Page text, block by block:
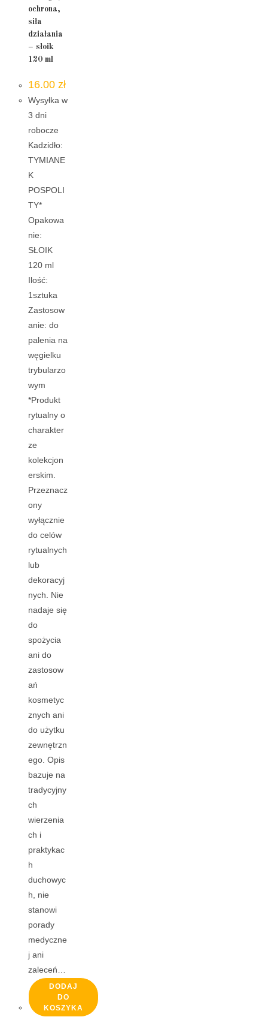
ochrona,
siła
działania
– słoik
120 ml
16.00zł
Wysyłka w
3 dni
robocze
Kadzidło:
TYMIANE
K
POSPOLI
TY*
Opakowa
nie:
SŁOIK
120 ml
Ilość:
1sztuka
Zastosow
anie: do
palenia na
węgielku
trybularzo
wym
*Produkt
rytualny o
charakter
ze
kolekcjon
erskim.
Przeznacz
ony
wyłącznie
do celów
rytualnych
lub
dekoracyj
nych. Nie
nadaje się
do
spożycia
ani do
zastosow
ań
kosmetyc
znych ani
do użytku
zewnętrzn
ego. Opis
bazuje na
tradycyjny
ch
wierzenia
ch i
praktykac
h
duchowyc
h, nie
stanowi
porady
medyczne
j ani
zaleceń…
DODAJ
DO
KOSZYKA